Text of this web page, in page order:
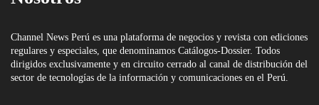
Channel News Perú es una plataforma de negocios y revista con ediciones
regulares y especiales, que denominamos Catálogos-Dossier. Todos
dirigidos exclusivamente y en circuito cerrado al canal de distribución del
sector de tecnologías de la información y comunicaciones en el Perú.